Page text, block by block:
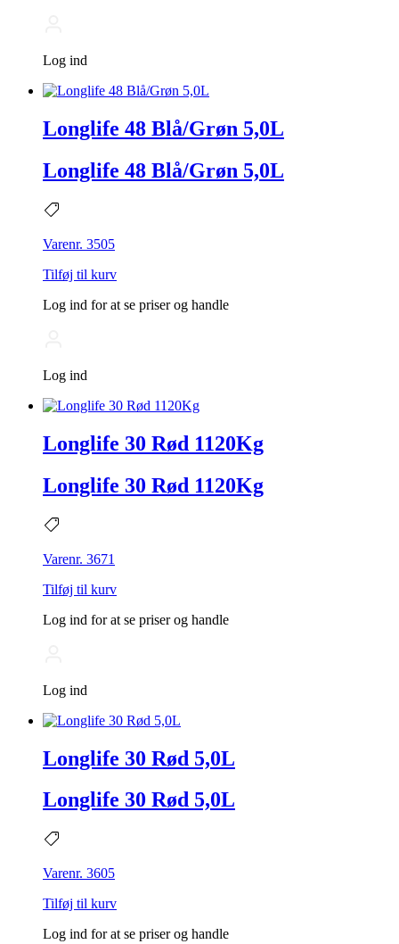
Log ind
Longlife 48 Blå/Grøn 5,0L
Longlife 48 Blå/Grøn 5,0L
Varenr. 3505
Tilføj til kurv
Log ind for at se priser og handle
Log ind
Longlife 30 Rød 1120Kg
Longlife 30 Rød 1120Kg
Varenr. 3671
Tilføj til kurv
Log ind for at se priser og handle
Log ind
Longlife 30 Rød 5,0L
Longlife 30 Rød 5,0L
Varenr. 3605
Tilføj til kurv
Log ind for at se priser og handle